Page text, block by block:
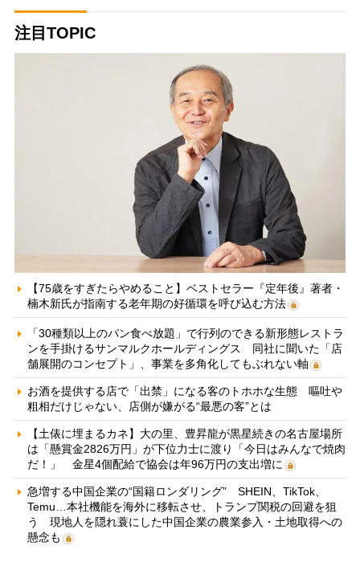
注目TOPIC
【75歳をすぎたらやめること】ベストセラー『定年後』著者・
楠木新氏が指南する老年期の好循環を呼び込む方法
「30種類以上のパン食べ放題」で行列のできる新形態レストラ
ンを手掛けるサンマルクホールディングス 同社に聞いた「店
舗展開のコンセプト」、事業を多角化してもぶれない軸
お酒を提供する店で「出禁」になる客のトホホな生態 嘔吐や
粗相だけじゃない、店側が嫌がる“最悪の客”とは
【土俵に埋まるカネ】大の里、豊昇龍が黒星続きの名古屋場所
は「懸賞金2826万円」が下位力士に渡り「今日はみんなで焼肉
だ！」 金星4個配給で協会は年96万円の支出増に
急増する中国企業の“国籍ロンダリング” SHEIN、TikTok、
Temu…本社機能を海外に移転させ、トランプ関税の回避を狙
う 現地人を隠れ蓑にした中国企業の農業参入・土地取得への
懸念も